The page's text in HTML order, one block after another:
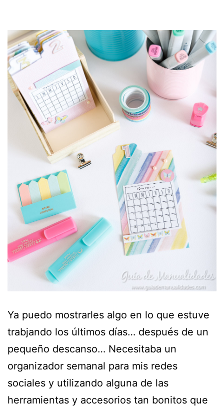
Ya puedo mostrarles algo en lo que estuve
trabjando los últimos días… después de un
pequeño descanso… Necesitaba un
organizador semanal para mis redes
sociales y utilizando alguna de las
herramientas y accesorios tan bonitos que